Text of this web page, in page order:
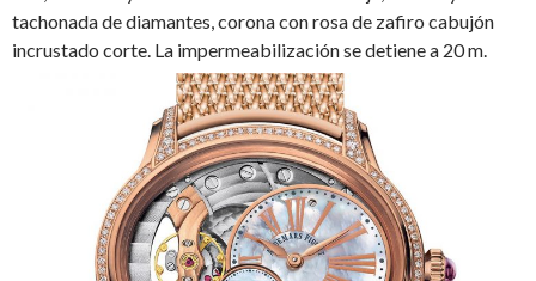
tachonada de diamantes, corona con rosa de zafiro cabujón
incrustado corte. La impermeabilización se detiene a 20 m.